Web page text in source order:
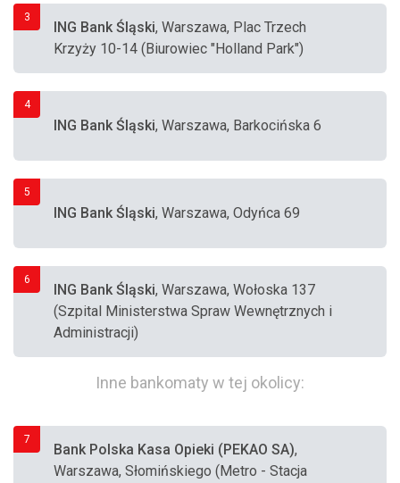
3
ING Bank Śląski, Warszawa, Plac Trzech
Krzyży 10-14 (Biurowiec "Holland Park")
4
ING Bank Śląski, Warszawa, Barkocińska 6
5
ING Bank Śląski, Warszawa, Odyńca 69
6
ING Bank Śląski, Warszawa, Wołoska 137
(Szpital Ministerstwa Spraw Wewnętrznych i
Administracji)
Inne bankomaty w tej okolicy:
7
Bank Polska Kasa Opieki (PEKAO SA),
Warszawa, Słomińskiego (Metro - Stacja